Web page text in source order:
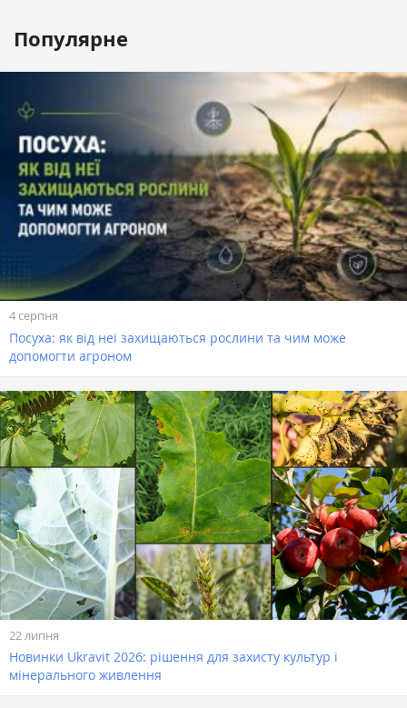
Популярне
4 серпня
Посуха: як від неї захищаються рослини та чим може
допомогти агроном
22 липня
Новинки Ukravit 2026: рішення для захисту культур і
мінерального живлення